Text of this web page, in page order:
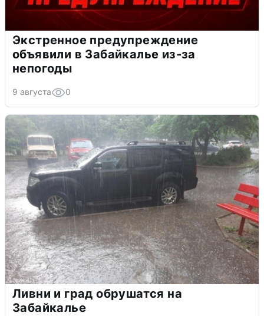
Экстренное предупреждение
объявили в Забайкалье из-за
непогоды
9 августа 0
Ливни и град обрушатся на
Забайкалье